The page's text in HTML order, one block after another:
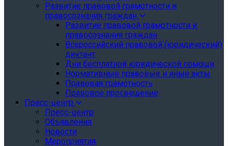
Развитие правовой грамотности и
правосознания граждан
Развитие правовой грамотности и
правосознания граждан
Всероссийский правовой (юридический)
диктант
Дни бесплатной юридической помощи
Нормативные правовые и иные акты
Правовая грамотность
Правовое просвещение
Пресс-центр
Пресс-центр
Объявления
Новости
Мероприятия